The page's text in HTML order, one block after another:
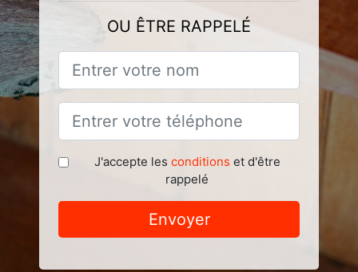
OU ÊTRE RAPPELÉ
J'accepte les conditions et d'être
rappelé
Envoyer